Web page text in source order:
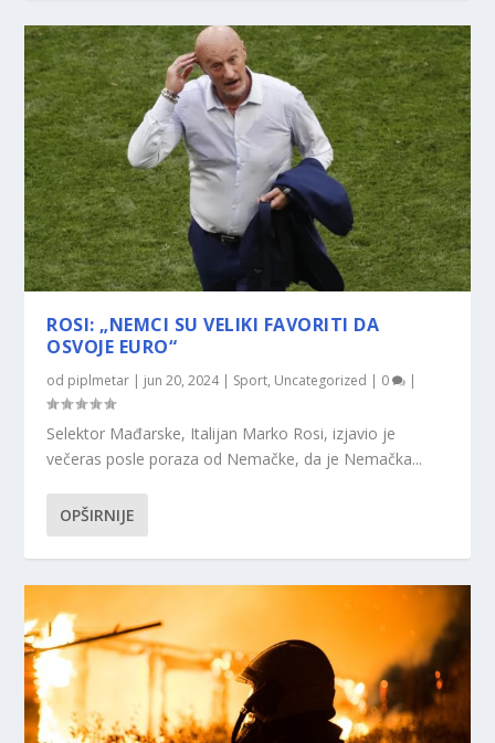
ROSI: „NEMCI SU VELIKI FAVORITI DA
OSVOJE EURO“
od piplmetar | jun 20, 2024| Sport, Uncategorized | 0 |
Selektor Mađarske, Italijan Marko Rosi, izjavio je
večeras posle poraza od Nemačke, da je Nemačka...
OPŠIRNIJE